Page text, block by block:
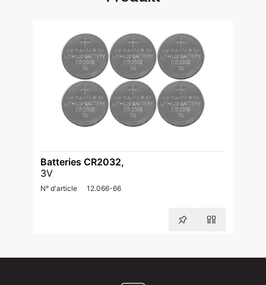
Batteries CR2032,
3V
N° d'article 12.066-66